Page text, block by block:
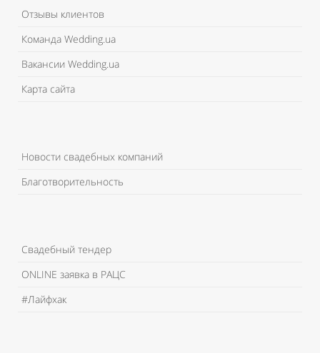
Отзывы клиентов
Команда Wedding.ua
Вакансии Wedding.ua
Карта сайта
Новости свадебных компаний
Благотворительность
Свадебный тендер
ONLINE заявка в РАЦС
#Лайфхак